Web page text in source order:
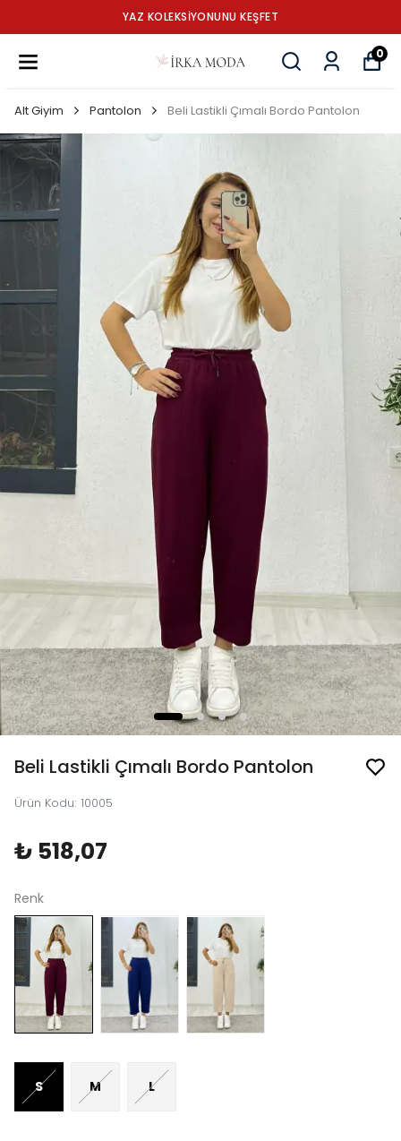
YAZ KOLEKSİYONUNU KEŞFET
0
Alt Giyim Pantolon Beli Lastikli Çımalı Bordo Pantolon
Beli Lastikli Çımalı Bordo Pantolon
Ürün Kodu: 10005
₺ 518,07
Renk
S M L